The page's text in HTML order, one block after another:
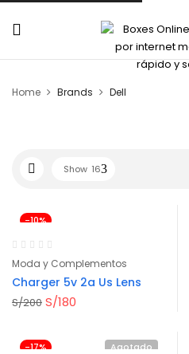
Home Brands Dell
Show 16
-10%
Moda y Complementos
Charger 5v 2a Us Lens
S/200 S/180
Solo Hoy
-17% Agotado